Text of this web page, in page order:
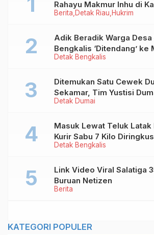
Berita Detak Riau Hukrim
Rahayu Makmur Inhu di
Kredit Fiktif Rp2,8 M
Detak Bengkalis
Adik Beradik Warga
Bengkalis ‘Ditendang’ ke
Sebabnya!
Detak Dumai
Ditemukan Satu Cewek
Sekamar, Tim Yustisi
Puluhan Pasangan Mesum
Detak Bengkalis
Masuk Lewat Teluk Latak
Kurir Sabu 7 Kilo
Berita
Link Video Viral Salatiga
Buruan Netizen
KATEGORI POPULER